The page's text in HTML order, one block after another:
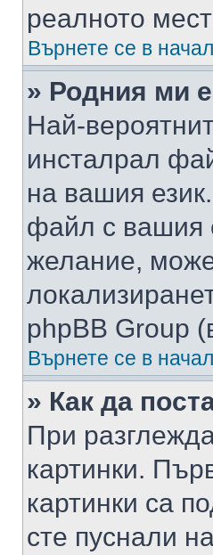
реалното
Върнете се в
» Родния ми
Най-
инсталрал
на вашия
файл с вашия
желание,
phpBB Group
Върнете се в
» Как да
При
картинки.
картинки са
сте пуснали